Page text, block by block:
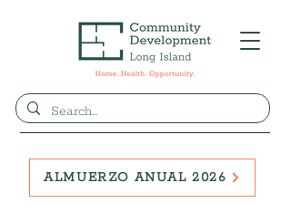
ALMUERZO ANUAL 2026